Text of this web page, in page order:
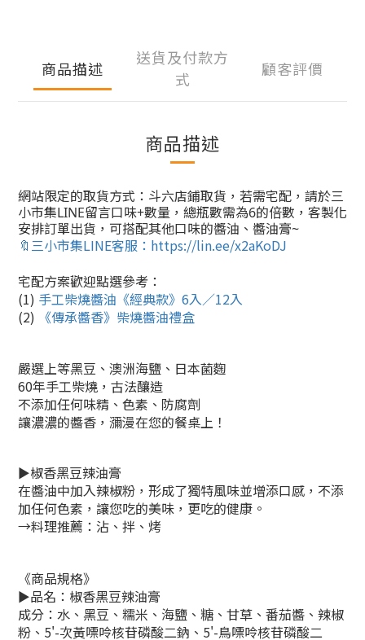
商品描述
送貨及付款方
式
顧客評價
商品描述
網站限定的取貨方式：斗六店鋪取貨，若需宅配，請於三
小市集LINE留言口味+數量，總瓶數需為6的倍數，客製化
安排訂單出貨，可搭配其他口味的醬油、醬油膏~
🔖三小市集LINE客服：https://lin.ee/x2aKoDJ
宅配方案歡迎點選參考：
(1) 手工柴燒醬油《經典款》6入／12入
(2) 《傳承醬香》柴燒醬油禮盒
嚴選上等黑豆、澳洲海鹽、日本菌麴
60年手工柴燒，古法釀造
不添加任何味精、色素、防腐劑
讓濃濃的醬香，瀰漫在您的餐桌上！
►椒香黑豆辣油膏
在醬油中加入辣椒粉，形成了獨特風味並增添口感，不添
加任何色素，讓您吃的美味，更吃的健康。
→料理推薦：沾、拌、烤
《商品規格》
►品名：椒香黑豆辣油膏
成分：水、黑豆、糯米、海鹽、糖、甘草、番茄醬、辣椒
粉、5'-次黃嘌呤核苷磷酸二鈉、5'-鳥嘌呤核苷磷酸二